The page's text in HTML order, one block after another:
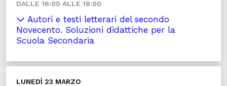
DALLE 16:00 ALLE 18:00
Autori e testi letterari del secondo
Novecento. Soluzioni didattiche per la
Scuola Secondaria
LUNEDÌ 23 MARZO